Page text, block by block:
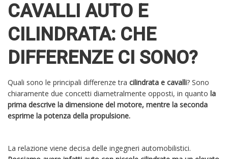
CAVALLI AUTO E
CILINDRATA: CHE
DIFFERENZE CI SONO?
Quali sono le principali differenze tra cilindrata e cavalli? Sono
chiaramente due concetti diametralmente opposti, in quanto la
prima descrive la dimensione del motore, mentre la seconda
esprime la potenza della propulsione.
La relazione viene decisa delle ingegneri automobilistici.